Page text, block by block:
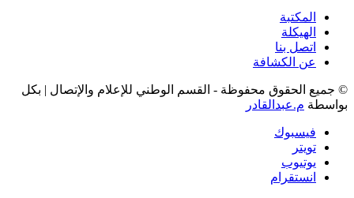
المكتبة
الهيكلة
اتصل بنا
عن الكشافة
© جميع الحقوق محفوظة - القسم الوطني للإعلام والإتصال | بكل
بواسطة م.عبدالقادر
فيسبوك
تويتر
يوتيوب
انستقرام